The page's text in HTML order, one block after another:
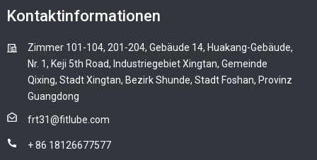
Kontaktinformationen
Zimmer 101-104, 201-204, Gebäude 14, Huakang-Gebäude,
Nr. 1, Keji 5th Road, Industriegebiet Xingtan, Gemeinde
Qixing, Stadt Xingtan, Bezirk Shunde, Stadt Foshan, Provinz
Guangdong
frt31@fitlube.com
+ 86 18126677577